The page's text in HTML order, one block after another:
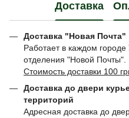
Доставка
Доставка "Новая Почта"
Работает в каждом
отделения "Новой Почты".
Стоимость доставки 100
Доставка до двери
территорий
Адресная доставка до